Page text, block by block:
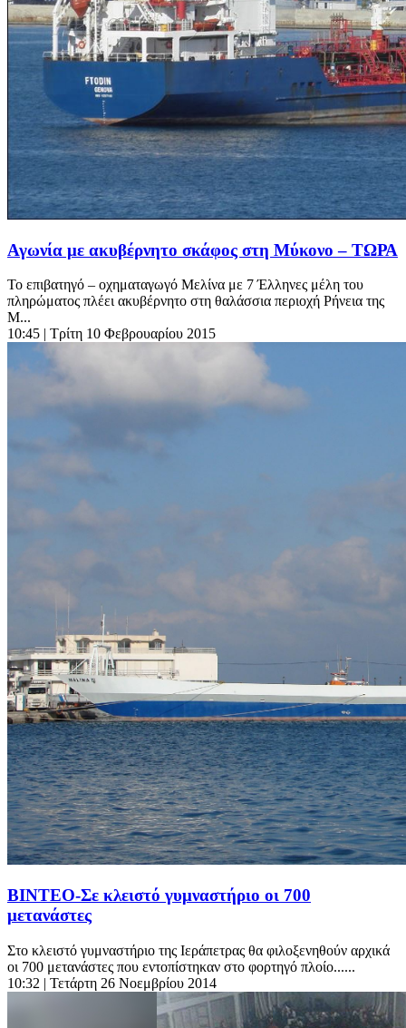
Αγωνία με ακυβέρνητο σκάφος στη Μύκονο – ΤΩΡΑ
Το επιβατηγό – οχηματαγωγό Μελίνα με 7 Έλληνες μέλη του
πληρώματος πλέει ακυβέρνητο στη θαλάσσια περιοχή Ρήνεια της
Μ...
10:45 | Τρίτη 10 Φεβρουαρίου 2015
ΒΙΝΤΕΟ-Σε κλειστό γυμναστήριο οι 700
μετανάστες
Στο κλειστό γυμναστήριο της Ιεράπετρας θα φιλοξενηθούν αρχικά
οι 700 μετανάστες που εντοπίστηκαν στο φορτηγό πλοίο......
10:32 | Τετάρτη 26 Νοεμβρίου 2014